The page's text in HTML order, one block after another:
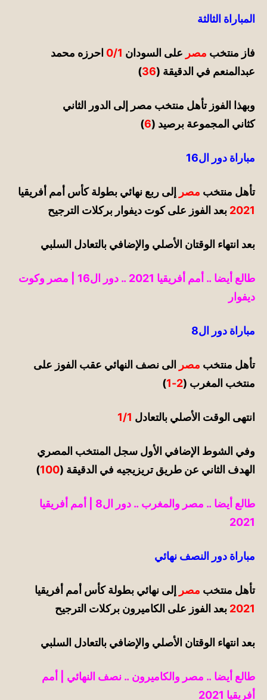
المباراة الثالثة
فاز منتخب مصر على السودان
احرزه محمد
عبدالمنعم في الدقيقة (36
)
وبهذا الفوز تأهل منتخب مصر إلى الدور الثاني
كثاني المجموعة برصيد (6
)
مباراة دور ال16
تأهل منتخب مصر إلى ربع نهائي بطولة كأس أمم أفريقيا
2021 بعد الفوز على كوت ديفوار بركلات الترجيح
بعد انتهاء الوقتان الأصلي والإضافي بالتعادل السلبي
طالع أيضا ..
أمم أفريقيا 2021 .. دور ال16 | مصر وكوت
ديفوار
مباراة دور ال8
تأهل منتخب مصر الى نصف النهائي عقب الفوز على
منتخب المغرب (2-1
)
انتهى الوقت الأصلي بالتعادل 1/1
وفي الشوط الإضافي الأول سجل المنتخب المصري
الهدف الثاني عن طريق تريزيجيه في الدقيقة (100
)
طالع أيضا ..
مصر والمغرب .. دور ال8 | أمم أفريقيا
2021
مباراة دور النصف نهائي
تأهل منتخب مصر إلى نهائي بطولة كأس أمم أفريقيا
2021 بعد الفوز على الكاميرون بركلات الترجيح
بعد انتهاء الوقتان الأصلي والإضافي بالتعادل السلبي
طالع أيضا .. مصر والكاميرون .. نصف النهائي
| أمم
أفريقيا 2021